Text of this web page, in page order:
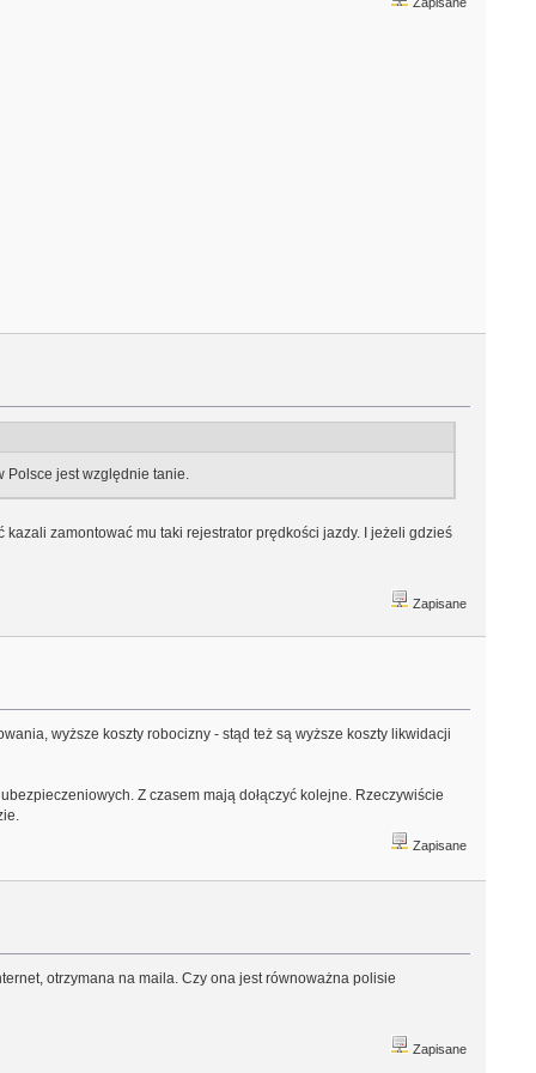
Polsce jest względnie tanie.
kazali zamontować mu taki rejestrator prędkości jazdy. I jeżeli gdzieś
Zapisane
wyższe koszty robocizny - stąd też są wyższe koszty likwidacji
Z czasem mają dołączyć kolejne. Rzeczywiście
Zapisane
otrzymana na maila. Czy ona jest równoważna polisie
Zapisane